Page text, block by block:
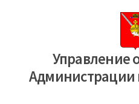
Управление
Администрации